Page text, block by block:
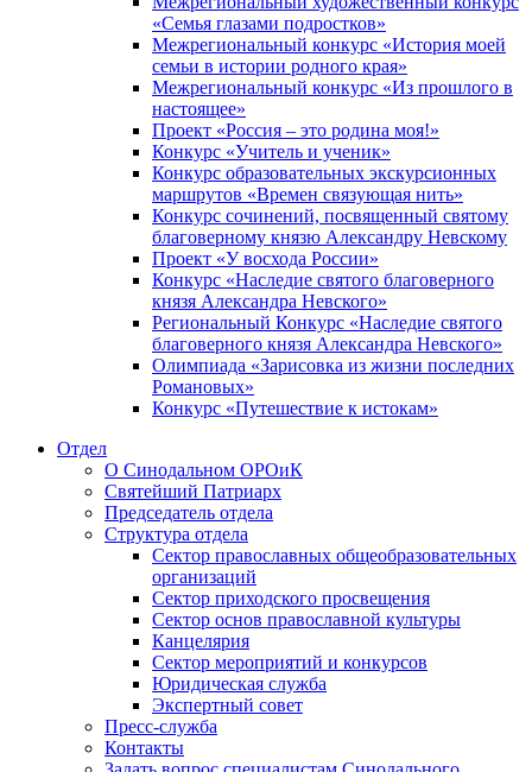
«Семья глазами подростков»
Межрегиональный конкурс «История моей
семьи в истории родного края»
Межрегиональный конкурс «Из прошлого в
настоящее»
Проект «Россия – это родина моя!»
Конкурс «Учитель и ученик»
Конкурс образовательных экскурсионных
маршрутов «Времен связующая нить»
Конкурс сочинений, посвященный святому
благоверному князю Александру Невскому
Проект «У восхода России»
Конкурс «Наследие святого благоверного
князя Александра Невского»
Региональный Конкурс «Наследие святого
благоверного князя Александра Невского»
Олимпиада «Зарисовка из жизни последних
Романовых»
Конкурс «Путешествие к истокам»
Отдел
О Синодальном ОРОиК
Святейший Патриарх
Председатель отдела
Структура отдела
Сектор православных общеобразовательных
организаций
Сектор приходского просвещения
Сектор основ православной культуры
Канцелярия
Сектор мероприятий и конкурсов
Юридическая служба
Экспертный совет
Пресс-служба
Контакты